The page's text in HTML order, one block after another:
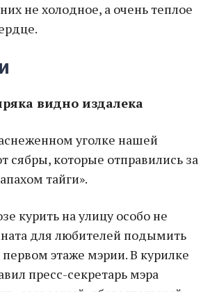
не холодное, а очень теплое
видно издалека
уголке нашей
сябры, которые отправились за
тайги».
курить на улицу особо не
для любителей подымить
этаже мэрии. В курилке
пресс-секретарь мэра